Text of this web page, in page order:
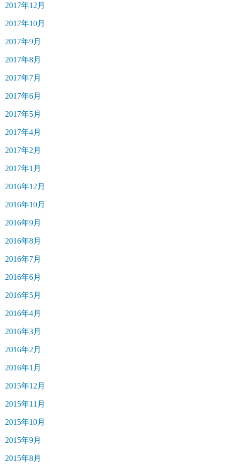
2017年12月
2017年10月
2017年9月
2017年8月
2017年7月
2017年6月
2017年5月
2017年4月
2017年2月
2017年1月
2016年12月
2016年10月
2016年9月
2016年8月
2016年7月
2016年6月
2016年5月
2016年4月
2016年3月
2016年2月
2016年1月
2015年12月
2015年11月
2015年10月
2015年9月
2015年8月